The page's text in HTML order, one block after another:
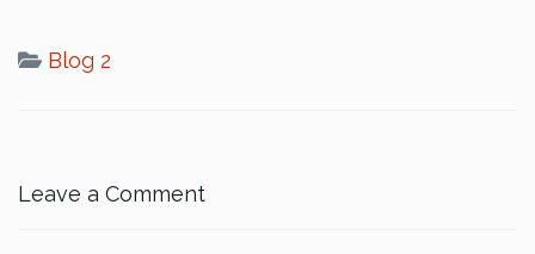
Blog 2
Leave a Comment